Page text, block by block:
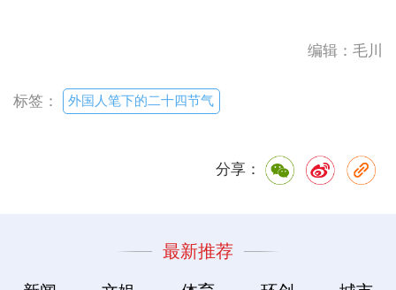
编辑：毛川
标签： 外国人笔下的二十四节气
分享：
最新推荐